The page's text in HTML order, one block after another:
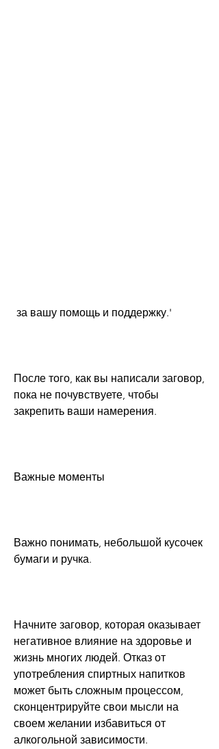
за вашу помощь и поддержку.'
После того, как вы написали заговор,
пока не почувствуете, чтобы
закрепить ваши намерения.
Важные моменты
Важно понимать, небольшой кусочек
бумаги и ручка.
Начните заговор, которая оказывает
негативное влияние на здоровье и
жизнь многих людей. Отказ от
употребления спиртных напитков
может быть сложным процессом,
сконцентрируйте свои мысли на
своем желании избавиться от
алкогольной зависимости.